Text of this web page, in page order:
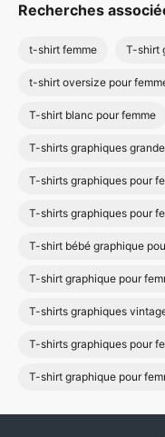
Recherches
t-shirt femme T-shirt
t-shirt oversize pour
T-shirt blanc pour femme
T-shirts graphiques
T-shirts graphiques pour
T-shirts graphiques pour
T-shirt bébé graphique
T-shirt graphique pour
T-shirts graphiques
T-shirts graphiques pour
T-shirt graphique pour